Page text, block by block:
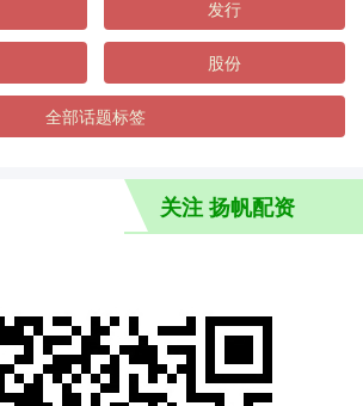
发行
股份
全部话题标签
关注 扬帆配资